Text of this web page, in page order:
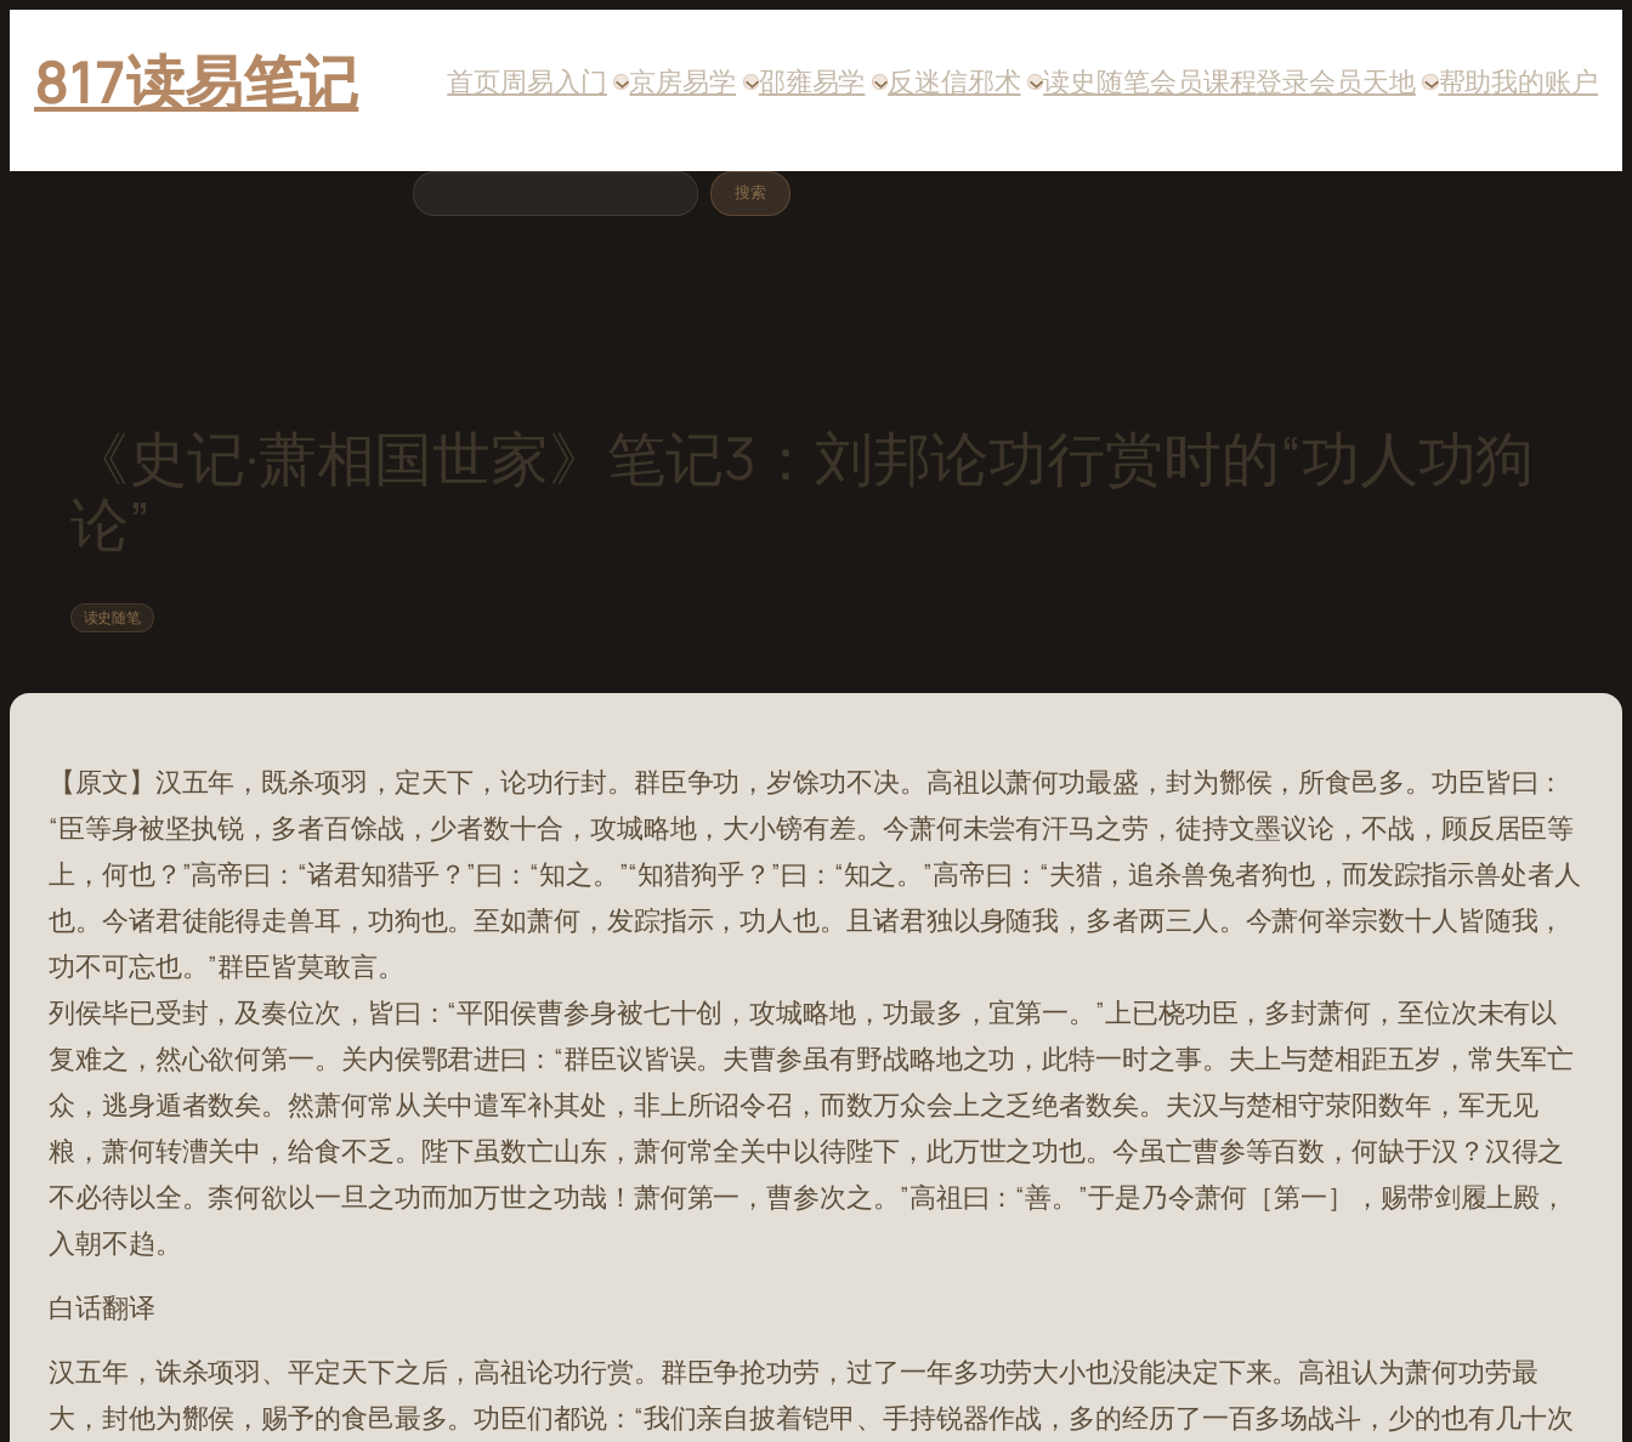
内817读易笔记 首页周易入门 京房易学 邵雍易学 反迷信邪术 读史随笔会员课程登录会员天地 帮助我的账户
搜索
《史记·萧相国世家》笔记3：刘邦论功行赏时的“功人功狗
论”
读史随笔
【原文】汉五年，既杀项羽，定天下，论功行封。群臣争功，岁馀功不决。高祖以萧何功最盛，封为酂侯，所食邑多。功臣皆曰：
“臣等身被坚执锐，多者百馀战，少者数十合，攻城略地，大小镑有差。今萧何未尝有汗马之劳，徒持文墨议论，不战，顾反居臣等
上，何也？”高帝曰：“诸君知猎乎？”曰：“知之。”“知猎狗乎？”曰：“知之。”高帝曰：“夫猎，追杀兽兔者狗也，而发踪指示兽处者人
也。今诸君徒能得走兽耳，功狗也。至如萧何，发踪指示，功人也。且诸君独以身随我，多者两三人。今萧何举宗数十人皆随我，
功不可忘也。”群臣皆莫敢言。
列侯毕已受封，及奏位次，皆曰：“平阳侯曹参身被七十创，攻城略地，功最多，宜第一。”上已桡功臣，多封萧何，至位次未有以
复难之，然心欲何第一。关内侯鄂君进曰：“群臣议皆误。夫曹参虽有野战略地之功，此特一时之事。夫上与楚相距五岁，常失军亡
众，逃身遁者数矣。然萧何常从关中遣军补其处，非上所诏令召，而数万众会上之乏绝者数矣。夫汉与楚相守荥阳数年，军无见
粮，萧何转漕关中，给食不乏。陛下虽数亡山东，萧何常全关中以待陛下，此万世之功也。今虽亡曹参等百数，何缺于汉？汉得之
不必待以全。柰何欲以一旦之功而加万世之功哉！萧何第一，曹参次之。”高祖曰：“善。”于是乃令萧何［第一］，赐带剑履上殿，
入朝不趋。
白话翻译
汉五年，诛杀项羽、平定天下之后，高祖论功行赏。群臣争抢功劳，过了一年多功劳大小也没能决定下来。高祖认为萧何功劳最
大，封他为酂侯，赐予的食邑最多。功臣们都说：“我们亲自披着铠甲、手持锐器作战，多的经历了一百多场战斗，少的也有几十次